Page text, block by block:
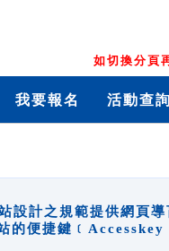
如切換分頁
我要報名 活動查詢
設計之規範提供網頁
便捷鍵﹝Accesskey